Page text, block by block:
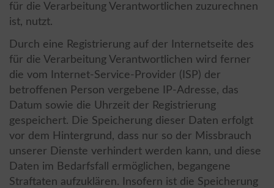
für die Verarbeitung Verantwortlichen zuzurechnen
ist, nutzt.
Durch eine Registrierung auf der Internetseite des
für die Verarbeitung Verantwortlichen wird ferner
die vom Internet-Service-Provider (ISP) der
betroffenen Person vergebene IP-Adresse, das
Datum sowie die Uhrzeit der Registrierung
gespeichert. Die Speicherung dieser Daten erfolgt
vor dem Hintergrund, dass nur so der Missbrauch
unserer Dienste verhindert werden kann, und diese
Daten im Bedarfsfall ermöglichen, begangene
Straftaten aufzuklären. Insofern ist die Speicherung